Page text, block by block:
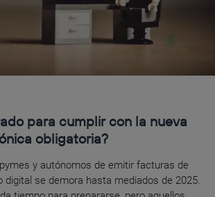
para cumplir con la nueva
obligatoria?
y autónomos de emitir facturas de
digital se demora hasta mediados de 2025.